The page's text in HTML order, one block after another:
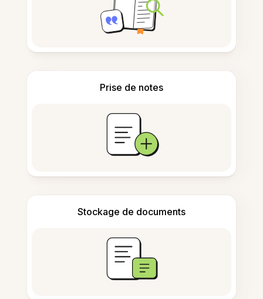
Prise de notes
Stockage de documents